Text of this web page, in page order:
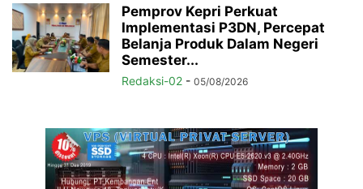
Pemprov Kepri Perkuat
Implementasi P3DN, Percepat
Belanja Produk Dalam Negeri
Semester...
Redaksi-02 - 05/08/2026